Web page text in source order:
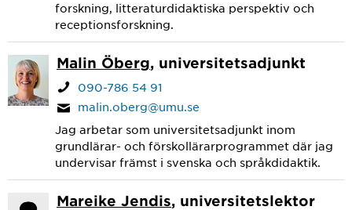
forskning, litteraturdidaktiska perspektiv och
receptionsforskning.
Malin Öberg, universitetsadjunkt
090-786 54 91
malin.oberg@umu.se
Jag arbetar som universitetsadjunkt inom
grundlärar- och förskollärarprogrammet där jag
undervisar främst i svenska och språkdidaktik.
Mareike Jendis, universitetslektor